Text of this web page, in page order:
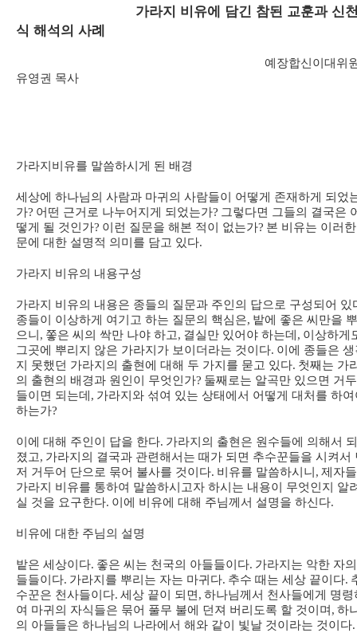
가라지 비유에 담긴 참된 교훈과 신천
식 해석의 사례
예장합신이대위
유영권 목사
가라지비유를 말씀하시게 된 배경
세상에 하나님의 사람과 마귀의 사람들이 어떻게 존재하게 되었
가? 어떤 근거로 나누어지게 되었는가? 그렇다면 그들의 결국은
떻게 될 것인가? 이런 질문을 해본 적이 없는가? 본 비유는 이러
문에 대한 설명적 의미를 담고 있다.
가라지 비유의 내용구성
가라지 비유의 내용은 종들의 질문과 주인의 답으로 구성되어 있
종들이 이상하게 여기고 하는 질문의 핵심은, 밭에 좋은 씨만을
으니 , 쫗은 씨의 싹만 나야 하고, 결실만 있어야 하는데 , 이상하게
그곳에 뿌리지 않은 가라지가 보이더라는 것이다. 이에 종들은 생
지 못했던 가라지의 출현에 대해 두 가지를 묻고 있다. 첫째는 가
의 출현의 배경과 원인이 무엇인가? 둘째로는 알곡만 있으면 거
들이면 되는데 , 가라지와 섞여 있는 상태에서 어떻게 대처를 하여
하는가?
이에 대해 주인이 답을 한다. 가라지의 출현은 원수들에 의해서
졌고, 가라지의 결국과 관련해서는 때가 되면 추수꾼들을 시켜서
저 거두어 단으로 묶어 불사를 것이다. 비유를 말씀하시니 , 제자
가라지 비유를 통하여 말씀하시고자 하시는 내용이 무엇인지 알
실 것을 요구한다. 이에 비유에 대해 주님께서 설명을 하신다.
비유에 대한 주님의 설명
밭은 세상이다. 좋은 씨는 천국의 아들들이다. 가라지는 악한 자
들들이다. 가라지를 뿌리는 자는 마귀다. 추수 때는 세상 끝이다.
수꾼은 천사들이다. 세상 끝이 되면 , 하나님께서 천사들에게 명령
여 마귀의 자식들은 묶어 풀무 불에 던져 버리도록 할 것이며 , 하
의 아들들은 하나님의 나라에서 해와 같이 빛날 것이라는 것이다.